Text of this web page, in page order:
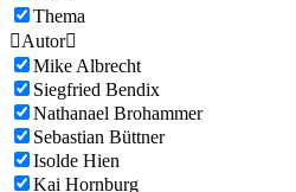
Thema
Autor
Mike Albrecht
Siegfried Bendix
Nathanael Brohammer
Sebastian Büttner
Isolde Hien
Kai Hornburg